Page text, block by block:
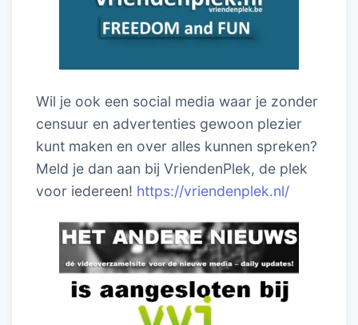
Wil je ook een social media waar je zonder
censuur en advertenties gewoon plezier
kunt maken en over alles kunnen spreken?
Meld je dan aan bij VriendenPlek, de plek
voor iedereen! https://vriendenplek.nl/